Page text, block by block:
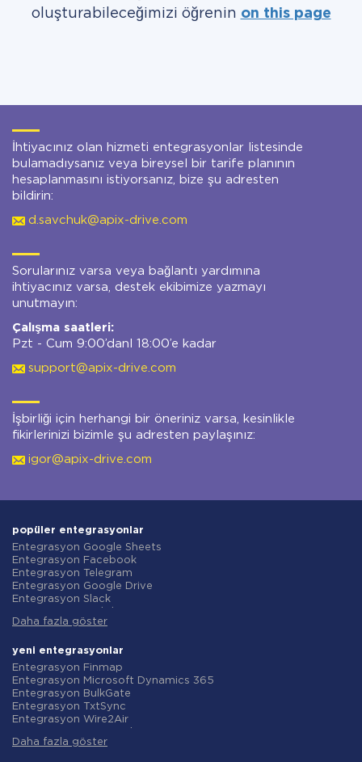
oluşturabileceğimizi öğrenin on this page
İhtiyacınız olan hizmeti entegrasyonlar listesinde
bulamadıysanız veya bireysel bir tarife planının
hesaplanmasını istiyorsanız, bize şu adresten
bildirin:
d.savchuk@apix-drive.com
Sorularınız varsa veya bağlantı yardımına
ihtiyacınız varsa, destek ekibimize yazmayı
unutmayın:
Çalışma saatleri:
Pzt - Cum 9:00’danl 18:00’e kadar
support@apix-drive.com
İşbirliği için herhangi bir öneriniz varsa, kesinlikle
fikirlerinizi bizimle şu adresten paylaşınız:
igor@apix-drive.com
popüler entegrasyonlar
Entegrasyon Google Sheets
Entegrasyon Facebook
Entegrasyon Telegram
Entegrasyon Google Drive
Entegrasyon Slack
Entegrasyon Gmail
Entegrasyon ClickUp
Entegrasyon Airtable
Entegrasyon Google Contacts
Entegrasyon OpenAI (ChatGPT)
Entegrasyon Instagram
Entegrasyon ActiveCampaign
Entegrasyon Typeform
Entegrasyon Salesforce CRM
Daha fazla göster
yeni entegrasyonlar
Entegrasyon Finmap
Entegrasyon Microsoft Dynamics 365
Entegrasyon BulkGate
Entegrasyon TxtSync
Entegrasyon Wire2Air
Entegrasyon Infobip
Daha fazla göster